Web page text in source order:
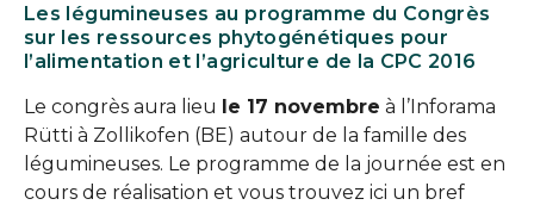
Les légumineuses au programme du Congrès
sur les ressources phytogénétiques pour
l’alimentation et l’agriculture de la CPC 2016
Le congrès aura lieu le 17 novembre à l’Inforama
Rütti à Zollikofen (BE) autour de la famille des
légumineuses. Le programme de la journée est en
cours de réalisation et vous trouvez ici un bref